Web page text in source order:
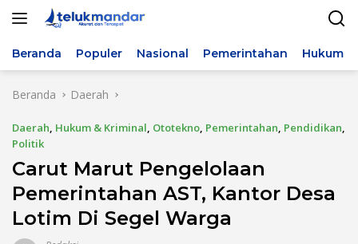
Beranda Populer Nasional Pemerintahan Hukum
Beranda Daerah
Daerah, Hukum & Kriminal, Ototekno, Pemerintahan, Pendidikan,
Politik
Carut Marut Pengelolaan
Pemerintahan AST, Kantor Desa
Lotim Di Segel Warga